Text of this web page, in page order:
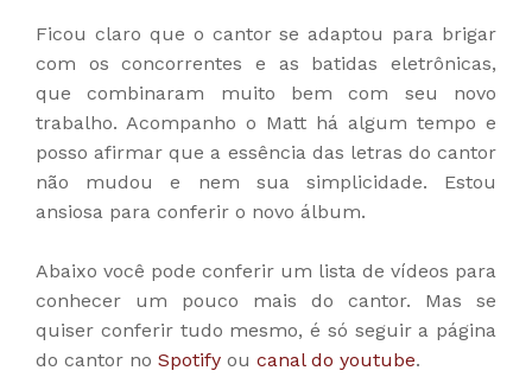
Ficou claro que o cantor se adaptou para brigar
com os concorrentes e as batidas eletrônicas,
que combinaram muito bem com seu novo
trabalho. Acompanho o Matt há algum tempo e
posso afirmar que a essência das letras do cantor
não mudou e nem sua simplicidade. Estou
ansiosa para conferir o novo álbum.
Abaixo você pode conferir um lista de vídeos para
conhecer um pouco mais do cantor. Mas se
quiser conferir tudo mesmo, é só seguir a página
do cantor no Spotify ou canal do youtube.